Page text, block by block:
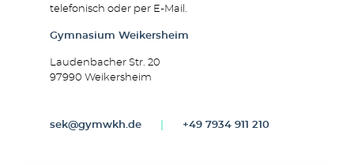
telefonisch oder per E-Mail.
Gymnasium Weikersheim
Laudenbacher Str. 20
97990 Weikersheim
sek@gymwkh.de +49 7934 911 210